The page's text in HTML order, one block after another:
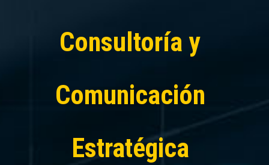
Consultoría y
Comunicación
Estratégica